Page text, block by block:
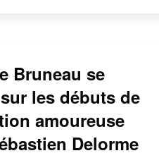
Bruneau se
les débuts de
amoureuse
Delorme